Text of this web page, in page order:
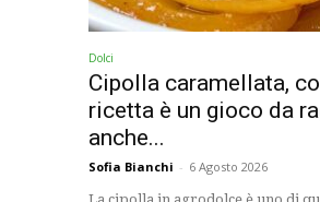
Dolci
Cipolla caramellata,
ricetta è un gioco da
anche...
Sofia Bianchi - 6 Agosto 2026